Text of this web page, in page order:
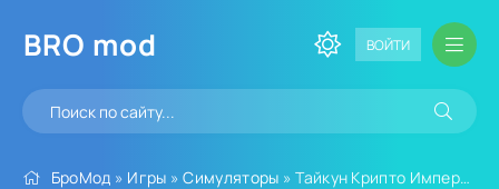
BRO mod ВОЙТИ
БроМод » Игры »Симуляторы » Тайкун Крипто Империи - Idle [Мод: Много алмазов]